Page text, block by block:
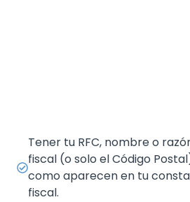
Tener tu RFC, nombre o
fiscal (o solo el Código
como aparecen en tu
fiscal.